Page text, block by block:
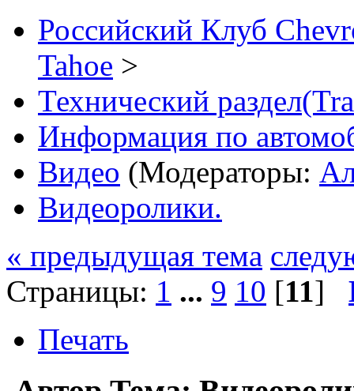
Российский Клуб
Tahoe >
Технический
Информация по
Видео (Модераторы:
Видеоролики.
« предыдущая тема
Страницы: 1 ... 9 10 [11]
Печать